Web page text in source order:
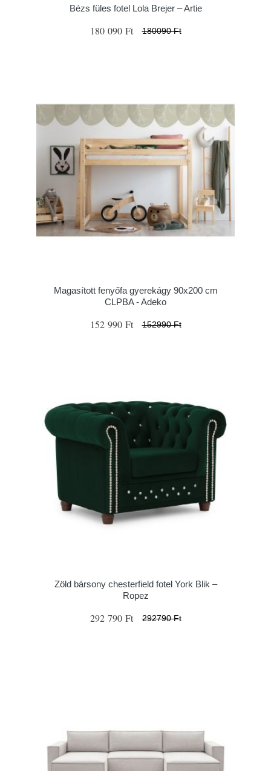
Bézs füles fotel Lola Brejer – Artie
180 090 Ft 180090 Ft
Magasított fenyőfa gyerekágy 90x200 cm
CLPBA - Adeko
152 990 Ft 152990 Ft
Zöld bársony chesterfield fotel York Blik –
Ropez
292 790 Ft 292790 Ft